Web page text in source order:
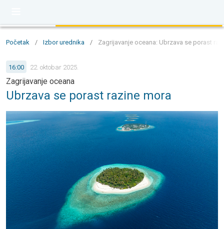
Početak / Izbor urednika / Zagrijavanje oceana: Ubrzava se porast
16:00 22. oktobar 2025.
Zagrijavanje oceana
Ubrzava se porast razine mora